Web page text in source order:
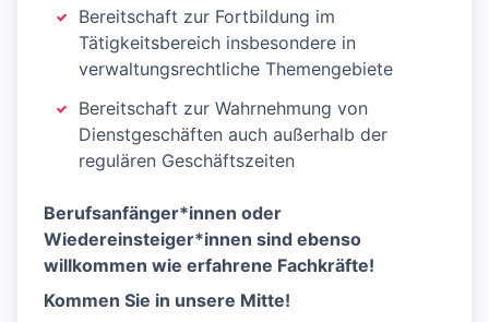
Bereitschaft zur Fortbildung im
Tätigkeitsbereich insbesondere in
verwaltungsrechtliche Themengebiete
Bereitschaft zur Wahrnehmung von
Dienstgeschäften auch außerhalb der
regulären Geschäftszeiten
Berufsanfänger*innen oder
Wiedereinsteiger*innen sind ebenso
willkommen wie erfahrene Fachkräfte!
Kommen Sie in unsere Mitte!